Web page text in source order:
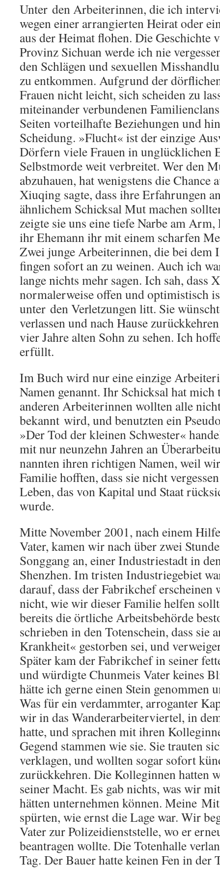
Unter den Arbeiterinnen, die ich
wegen einer arrangierten Heirat oder
aus der Heimat flohen. Die Geschichte
Provinz Sichuan werde ich nie
den Schlägen und sexuellen
zu entkommen. Aufgrund der
Frauen nicht leicht, sich scheiden zu
miteinander verbundenen
Seiten vorteilhafte Beziehungen und
Scheidung. »Flucht« ist der einzige
Dörfern viele Frauen in unglücklichen
Selbstmorde weit verbreitet. Wer den
abzuhauen, hat wenigstens die Chance
Xiuqing sagte, dass ihre Erfahrungen
ähnlichem Schicksal Mut machen
zeigte sie uns eine tiefe Narbe am
ihr Ehemann ihr mit einem scharfen
Zwei junge Arbeiterinnen, die bei dem
fingen sofort an zu weinen. Auch ich
lange nichts mehr sagen. Ich sah, dass
normalerweise offen und optimistisch
unter den Verletzungen litt. Sie
verlassen und nach Hause
vier Jahre alten Sohn zu sehen. Ich
erfüllt.
Im Buch wird nur eine einzige
Namen genannt. Ihr Schicksal hat
anderen Arbeiterinnen wollten alle
bekannt wird, und benutzten ein
»Der Tod der kleinen Schwester«
mit nur neunzehn Jahren an
nannten ihren richtigen Namen, weil
Familie hofften, dass sie nicht
Leben, das von Kapital und Staat
wurde.
Mitte November 2001, nach einem
Vater, kamen wir nach über zwei
Songgang an, einer Industriestadt in
Shenzhen. Im tristen Industriegebiet
darauf, dass der Fabrikchef erscheinen
nicht, wie wir dieser Familie helfen
bereits die örtliche Arbeitsbehörde
schrieben in den Totenschein, dass sie
Krankheit« gestorben sei, und
Später kam der Fabrikchef in seiner
und würdigte Chunmeis Vater keines
hätte ich gerne einen Stein genommen
Was für ein verdammter, arroganter
wir in das Wanderarbeiterviertel, in
hatte, und sprachen mit ihren
Gegend stammen wie sie. Sie trauten
verklagen, und wollten sogar sofort
zurückkehren. Die Kolleginnen hatten
seiner Macht. Es gab nichts, was wir
hätten unternehmen können. Meine
spürten, wie ernst die Lage war. Wir
Vater zur Polizeidienststelle, wo er
beantragen wollte. Die Totenhalle
Tag. Der Bauer hatte keinen Fen in der